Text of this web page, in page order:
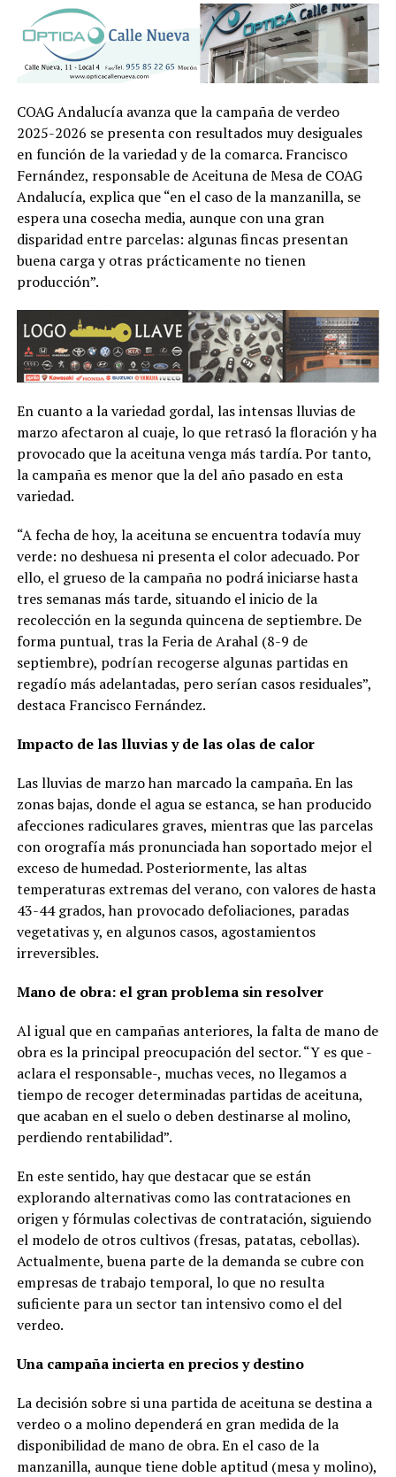
COAG Andalucía avanza que la campaña de verdeo
2025-2026 se presenta con resultados muy desiguales
en función de la variedad y de la comarca. Francisco
Fernández, responsable de Aceituna de Mesa de COAG
Andalucía, explica que “en el caso de la manzanilla, se
espera una cosecha media, aunque con una gran
disparidad entre parcelas: algunas fincas presentan
buena carga y otras prácticamente no tienen
producción”.
En cuanto a la variedad gordal, las intensas lluvias de
marzo afectaron al cuaje, lo que retrasó la floración y ha
provocado que la aceituna venga más tardía. Por tanto,
la campaña es menor que la del año pasado en esta
variedad.
“A fecha de hoy, la aceituna se encuentra todavía muy
verde: no deshuesa ni presenta el color adecuado. Por
ello, el grueso de la campaña no podrá iniciarse hasta
tres semanas más tarde, situando el inicio de la
recolección en la segunda quincena de septiembre. De
forma puntual, tras la Feria de Arahal (8-9 de
septiembre), podrían recogerse algunas partidas en
regadío más adelantadas, pero serían casos residuales”,
destaca Francisco Fernández.
Impacto de las lluvias y de las olas de calor
Las lluvias de marzo han marcado la campaña. En las
zonas bajas, donde el agua se estanca, se han producido
afecciones radiculares graves, mientras que las parcelas
con orografía más pronunciada han soportado mejor el
exceso de humedad. Posteriormente, las altas
temperaturas extremas del verano, con valores de hasta
43-44 grados, han provocado defoliaciones, paradas
vegetativas y, en algunos casos, agostamientos
irreversibles.
Mano de obra: el gran problema sin resolver
Al igual que en campañas anteriores, la falta de mano de
obra es la principal preocupación del sector. “Y es que -
aclara el responsable-, muchas veces, no llegamos a
tiempo de recoger determinadas partidas de aceituna,
que acaban en el suelo o deben destinarse al molino,
perdiendo rentabilidad”.
En este sentido, hay que destacar que se están
explorando alternativas como las contrataciones en
origen y fórmulas colectivas de contratación, siguiendo
el modelo de otros cultivos (fresas, patatas, cebollas).
Actualmente, buena parte de la demanda se cubre con
empresas de trabajo temporal, lo que no resulta
suficiente para un sector tan intensivo como el del
verdeo.
Una campaña incierta en precios y destino
La decisión sobre si una partida de aceituna se destina a
verdeo o a molino dependerá en gran medida de la
disponibilidad de mano de obra. En el caso de la
manzanilla, aunque tiene doble aptitud (mesa y molino),